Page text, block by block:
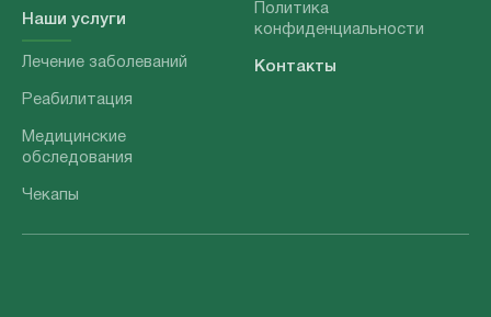
Наши услуги
Лечение заболеваний
Реабилитация
Медицинские
обследования
Чекапы
Политика
конфиденциальности
Контакты